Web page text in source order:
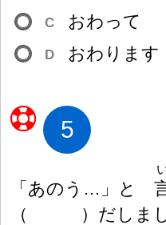
C おわって
D おわります
5
「あのう…」と
（
） だしま